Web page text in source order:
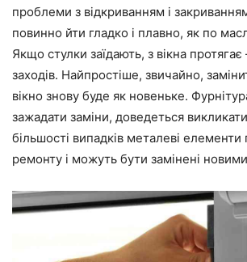
проблеми з відкриванням і
повинно йти гладко і плавно, як по
Якщо стулки заїдають, з вікна
заходів. Найпростіше, звичайно,
вікно знову буде як новеньке.
зажадати заміни, доведеться
більшості випадків металеві елементи
ремонту і можуть бути замінені